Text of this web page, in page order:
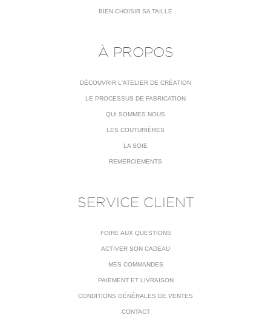
BIEN CHOISIR SA TAILLE
À PROPOS
DÉCOUVRIR L'ATELIER DE CRÉATION
LE PROCESSUS DE FABRICATION
QUI SOMMES NOUS
LES COUTURIÈRES
LA SOIE
REMERCIEMENTS
SERVICE CLIENT
FOIRE AUX QUESTIONS
ACTIVER SON CADEAU
MES COMMANDES
PAIEMENT ET LIVRAISON
CONDITIONS GÉNÉRALES DE VENTES
CONTACT